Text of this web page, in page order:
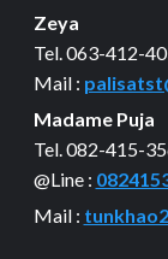
Zeya
Tel. 063-412-
Mail :
Madame Puja
Tel. 082-415-
@Line :
Mail :